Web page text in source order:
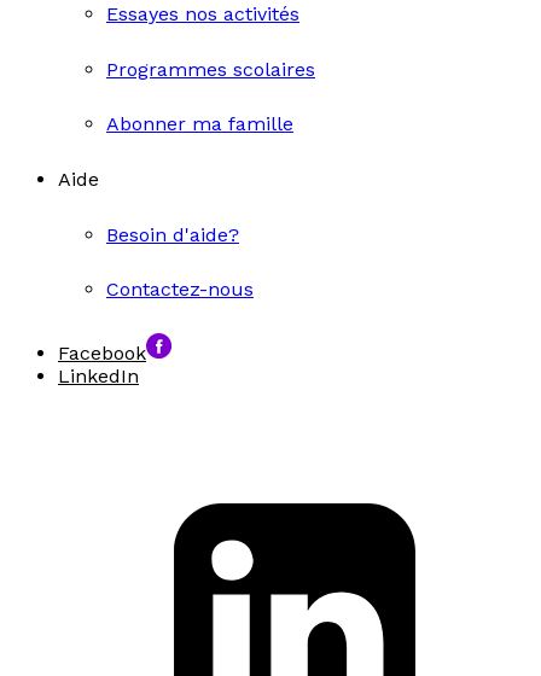
Essayes nos activités
Programmes scolaires
Abonner ma famille
Aide
Besoin d'aide?
Contactez-nous
Facebook
LinkedIn